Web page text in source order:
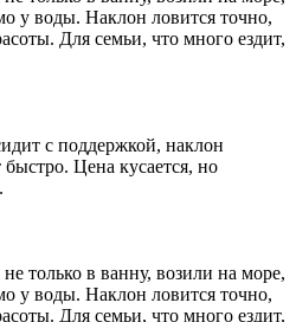
у воды. Наклон ловится точно,
Для семьи, что много ездит,
с поддержкой, наклон
быстро. Цена кусается, но
только в ванну, возили на море,
у воды. Наклон ловится точно,
Для семьи, что много ездит,